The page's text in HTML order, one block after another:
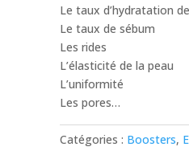
Le taux d’hydratation
Le taux de sébum
Les rides
L’élasticité de la peau
L’uniformité
Les pores…
Catégories : Boosters,